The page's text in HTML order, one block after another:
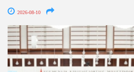
2026-08-10